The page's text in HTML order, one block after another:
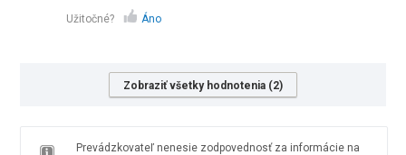
Užitočné? Áno
Zobraziť všetky hodnotenia (2)
Prevádzkovateľ nenesie zodpovednosť za informácie na